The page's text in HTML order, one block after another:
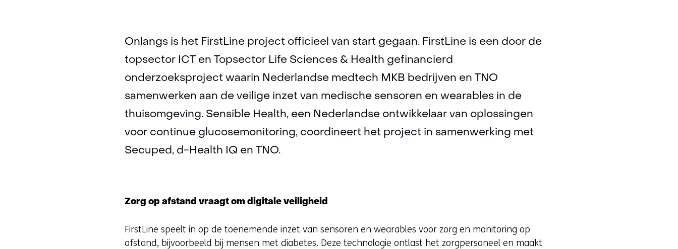
Onlangs is het FirstLine project officieel van start gegaan. FirstLine is een door de
topsector ICT en Topsector Life Sciences & Health gefinancierd
onderzoeksproject waarin Nederlandse medtech MKB bedrijven en TNO
samenwerken aan de veilige inzet van medische sensoren en wearables in de
thuisomgeving. Sensible Health, een Nederlandse ontwikkelaar van oplossingen
voor continue glucosemonitoring, coordineert het project in samenwerking met
Secuped, d-Health IQ en TNO.
Zorg op afstand vraagt om digitale veiligheid
FirstLine speelt in op de toenemende inzet van sensoren en wearables voor zorg en monitoring op
afstand, bijvoorbeeld bij mensen met diabetes. Deze technologie ontlast het zorgpersoneel en maakt